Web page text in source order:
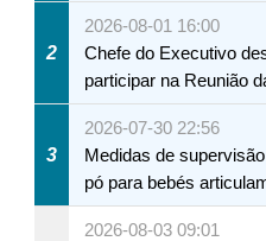
2
2026-08-01 16:00
Chefe do Executivo
participar na Reunião
Macau
3
2026-07-30 22:56
Medidas de
pó para bebés
internacionais
2026-08-03 09:01